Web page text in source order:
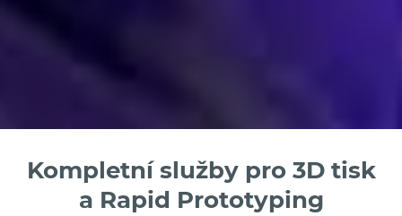
Kompletní služby pro 3D tisk
a Rapid Prototyping